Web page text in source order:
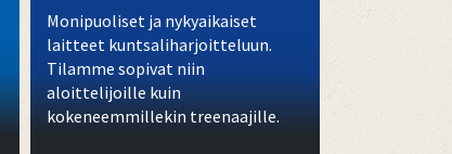
Monipuoliset ja nykyaikaiset
laitteet kuntsaliharjoitteluun.
Tilamme sopivat niin
aloittelijoille kuin
kokeneemmillekin treenaajille.